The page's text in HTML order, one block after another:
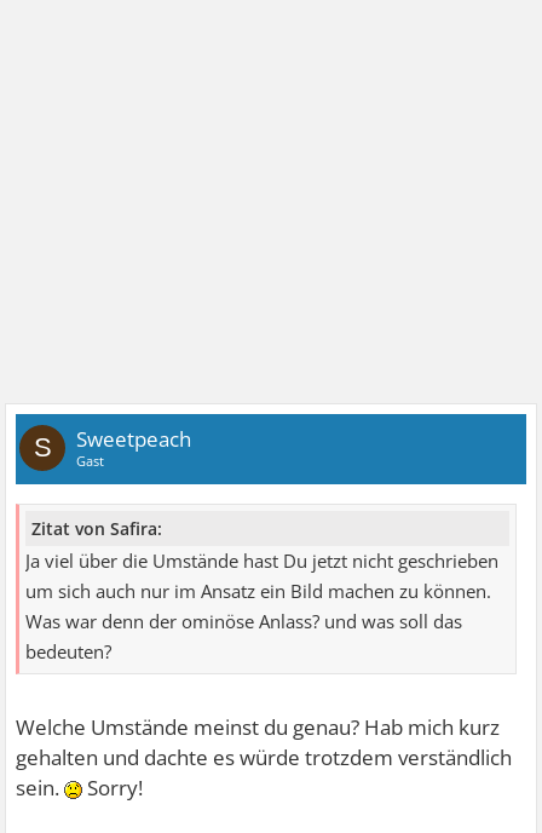
S Sweetpeach
Gast
Zitat von Safira:
Ja viel über die Umstände hast Du jetzt nicht geschrieben
um sich auch nur im Ansatz ein Bild machen zu können.
Was war denn der ominöse Anlass? und was soll das
bedeuten?
Welche Umstände meinst du genau? Hab mich kurz
gehalten und dachte es würde trotzdem verständlich
sein.
Sorry!